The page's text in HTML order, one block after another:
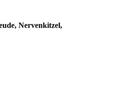
Nervenkitzel,